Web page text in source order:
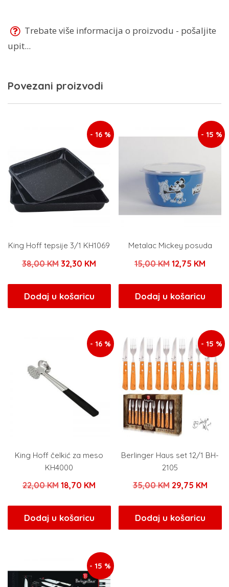
Trebate više informacija o proizvodu - pošaljite
upit...
Povezani proizvodi
- 16 %
King Hoff tepsije 3/1 KH1069
38,00KM Izvorna
bila
je:
32,30 KMTrenutna
32,30 KM.
Dodaj u košaricu
- 15 %
Metalac Mickey posuda
15,00KMIzvorna
bila
je:
12,75 KM
12,75
Dodaj u košaricu
- 16 %
King Hoff čelkić za meso
KH4000
22,00KM Izvorna
bila
je:
18,70 KMTrenutna
18,70 KM.
Dodaj u košaricu
- 15 %
Berlinger Haus set 12/1 BH-
2105
35,00KM Izvorna
bila
je:
29,75 KM
Dodaj u košaricu
- 15 %